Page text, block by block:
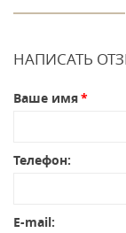
НАПИСАТЬ
Ваше имя
Телефон:
E-mail: